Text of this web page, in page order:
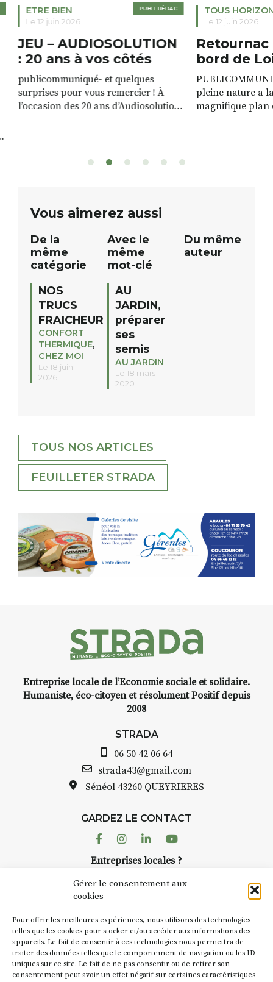
Gérer le consentement aux
cookies
Pour offrir les meilleures expériences, nous utilisons des technologies
telles que les cookies pour stocker et/ou accéder aux informations des
appareils. Le fait de consentir à ces technologies nous permettra de
traiter des données telles que le comportement de navigation ou les ID
uniques sur ce site. Le fait de ne pas consentir ou de retirer son
consentement peut avoir un effet négatif sur certaines caractéristiques
PUBLI-RÉDAC
ETRE BIEN
Le 12 juin 2026
JEU – AUDIOSOLUTION
: 20 ans à vos côtés
publicommuniqué- et quelques
surprises pour vous remercier ! À
l’occasion des 20 ans d’Audiosolution,
sont à gagner, sélectionnés auprès
12h à […]
TOUS
Le 12 juin 2026
Retournac
bord de
pleine nature a
magnifique plan
Vous aimerez aussi
De la
même
catégorie
NOS
TRUCS
FRAICHEUR
CONFORT
THERMIQUE,
CHEZ MOI
Le 18 juin
2026
Avec le
même
mot-clé
AU
JARDIN,
préparer
ses
semis
AU JARDIN
Le 18 mars
2020
Du même
auteur
TOUS NOS ARTICLES
FEUILLETER STRADA
Entreprise locale de l’Economie sociale et solidaire.
Humaniste, éco-citoyen et résolument Positif depuis
2008
STRADA
06 50 42 06 64
strada43@gmail.com
Sénéol 43260 QUEYRIERES
GARDEZ LE CONTACT
FacebookInstagram
LinkedinYoutube
Entreprises locales ?
Suivez toute l'actu de Strada